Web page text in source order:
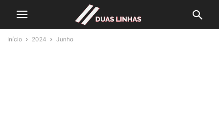
Início 2024 Junho